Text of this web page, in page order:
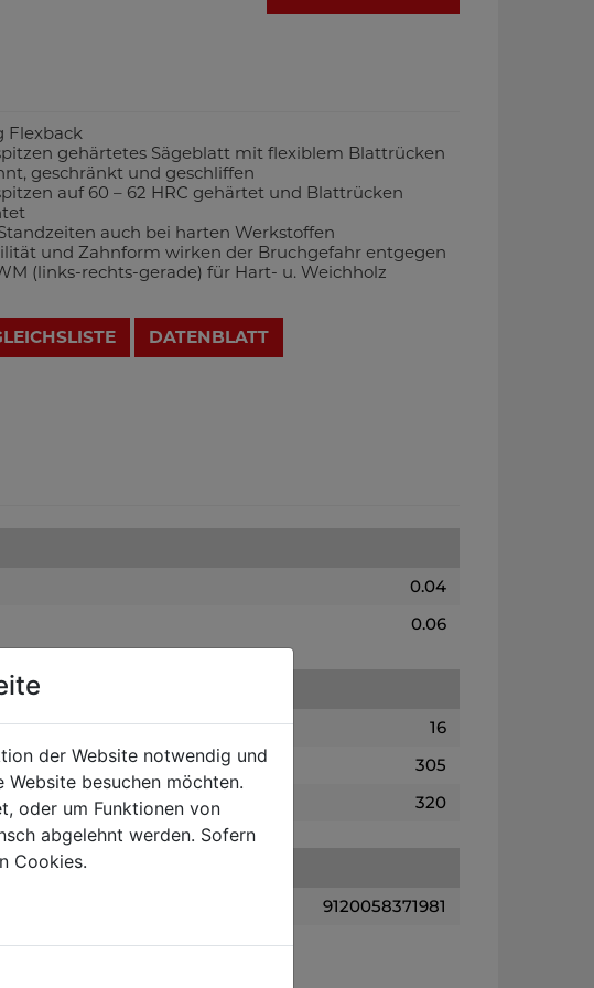
Flexback
gehärtetes Sägeblatt mit flexiblem Blattrücken
geschränkt und geschliffen
auf 60 – 62 HRC gehärtet und Blattrücken
auch bei harten Werkstoffen
und Zahnform wirken der Bruchgefahr entgegen
(links-rechts-gerade) für Hart- u. Weichholz
DATENBLATT
0.04
0.06
16
305
320
9120058371981
der Website notwendig und
besuchen möchten.
oder um Funktionen von
abgelehnt werden. Sofern
Cookies.